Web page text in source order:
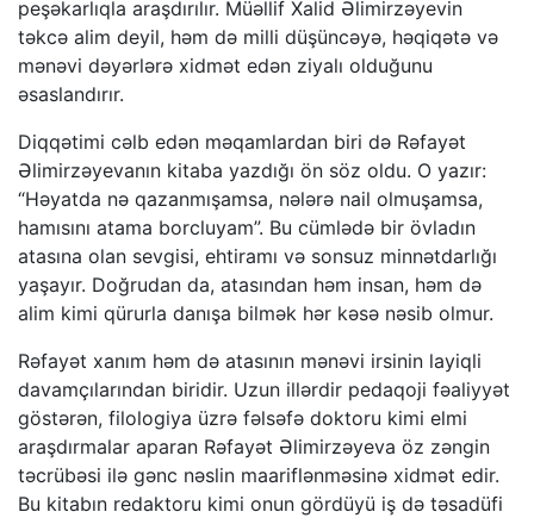
peşəkarlıqla araşdırılır. Müəllif Xalid Əlimirzəyevin
təkcə alim deyil, həm də milli düşüncəyə, həqiqətə və
mənəvi dəyərlərə xidmət edən ziyalı olduğunu
əsaslandırır.
Diqqətimi cəlb edən məqamlardan biri də Rəfayət
Əlimirzəyevanın kitaba yazdığı ön söz oldu. O yazır:
“Həyatda nə qazanmışamsa, nələrə nail olmuşamsa,
hamısını atama borcluyam”. Bu cümlədə bir övladın
atasına olan sevgisi, ehtiramı və sonsuz minnətdarlığı
yaşayır. Doğrudan da, atasından həm insan, həm də
alim kimi qürurla danışa bilmək hər kəsə nəsib olmur.
Rəfayət xanım həm də atasının mənəvi irsinin layiqli
davamçılarından biridir. Uzun illərdir pedaqoji fəaliyyət
göstərən, filologiya üzrə fəlsəfə doktoru kimi elmi
araşdırmalar aparan Rəfayət Əlimirzəyeva öz zəngin
təcrübəsi ilə gənc nəslin maariflənməsinə xidmət edir.
Bu kitabın redaktoru kimi onun gördüyü iş də təsadüfi